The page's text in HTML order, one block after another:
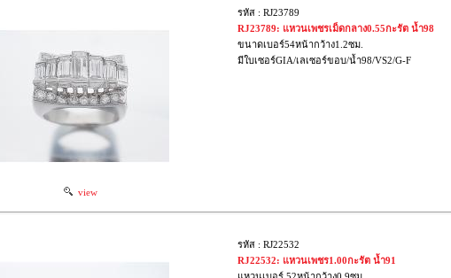
view
รหัส : RJ23789
RJ23789: แหวนเพชรเม็ดกลาง0.55กะรัต น้ำ98
ขนาดเบอร์54หน้ากว้าง1.2ซม.
มีใบเซอร์GIA/เลเซอร์ขอบ/น้ำ98/VS2/G-F
รหัส : RJ22532
RJ22532: แหวนเพชร1.00กะรัต น้ำ91